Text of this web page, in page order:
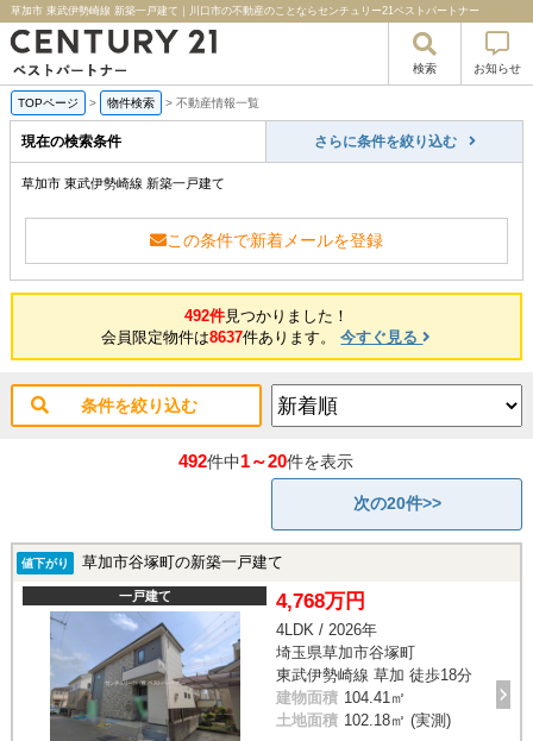
草加市 東武伊勢崎線 新築一戸建て｜川口市の不動産のことならセンチュリー21ベストパートナー
検索 お知らせ
TOPページ > 物件検索 > 不動産情報一覧
現在の検索条件 さらに条件を絞り込む
草加市 東武伊勢崎線 新築一戸建て
この条件で新着メールを登録
492件見つかりました！
会員限定物件は8637件あります。今すぐ見る
条件を絞り込む
492件中1～20件を表示
次の20件>>
値下がり 草加市谷塚町の新築一戸建て
一戸建て 4,768万円
4LDK / 2026年
埼玉県草加市谷塚町
東武伊勢崎線 草加 徒歩18分
建物面積 104.41㎡
土地面積 102.18㎡ (実測)